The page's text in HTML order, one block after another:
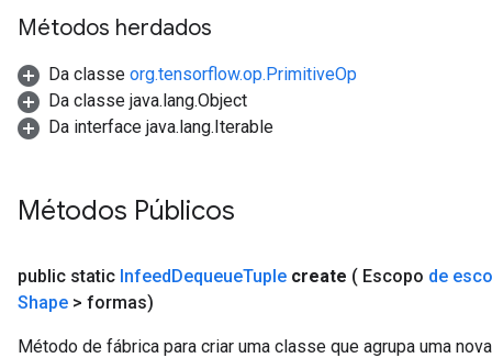
Métodos herdados
Da classe org.tensorflow.op.PrimitiveOp
Da classe java.lang.Object
Da interface java.lang.Iterable
Métodos Públicos
public static InfeedDequeueTuple create ( Escopo de
Shape > formas)
Método de fábrica para criar uma classe que agrupa uma